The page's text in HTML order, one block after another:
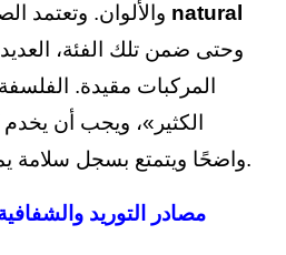
natural
وحتى ضمن تلك الفئة،
المركبات مقيدة.
الكثير»، ويجب أن
واضحًا ويتمتع بسجل سلامة يمكن التحقق منه.
2. مصادر التوريد